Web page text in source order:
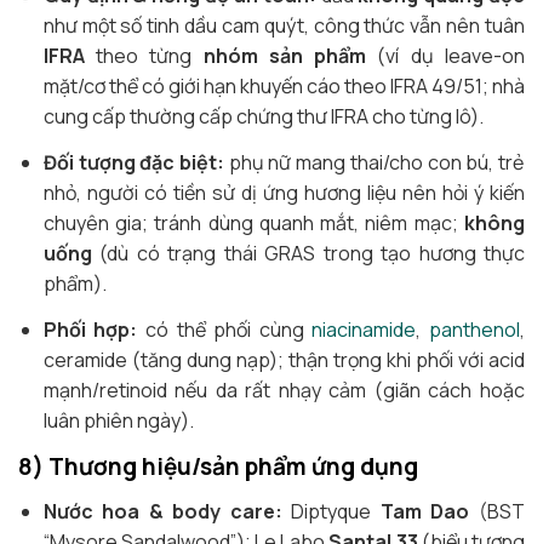
như một số tinh dầu cam quýt, công thức vẫn nên tuân
IFRAtheo từng nhóm sản phẩm (ví dụ leave-on
mặt/cơ thể có giới hạn khuyến cáo theo IFRA 49/51; nhà
cung cấp thường cấp chứng thư IFRA cho từng lô).
Đối tượng đặc biệt: phụ nữ mang thai/cho con bú, trẻ
nhỏ, người có tiền sử dị ứng hương liệu nên hỏi ý kiến
chuyên gia; tránh dùng quanh mắt, niêm mạc; không
uống (dù có trạng thái GRAS trong tạo hương thực
phẩm).
Phối hợp: có thể phối cùngniacinamide, panthenol,
ceramide (tăng dung nạp); thận trọng khi phối với acid
mạnh/retinoid nếu da rất nhạy cảm (giãn cách hoặc
luân phiên ngày).
8) Thương hiệu/sản phẩm ứng dụng
Nước hoa & body care: Diptyque Tam Dao (BST